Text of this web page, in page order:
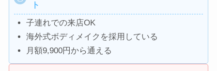
ト
子連れでの来店OK
海外式ボディメイクを採用している
月額9,900円から通える